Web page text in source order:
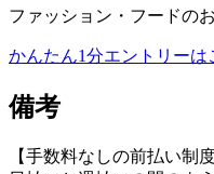
ファッション・フードの
かんたん1分エントリーは
備考
【手数料なしの前払い制